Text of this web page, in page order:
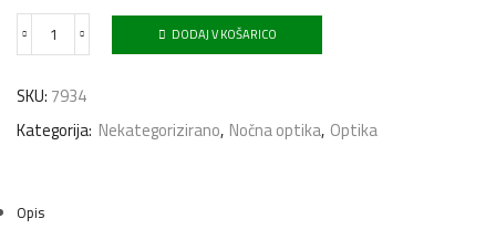
NOČNI
DALJNOGLED
KONUSPY-
13
količina
DODAJ V KOŠARICO
SKU:7934
Kategorija: Nekategorizirano, Nočna optika, Optika
Opis